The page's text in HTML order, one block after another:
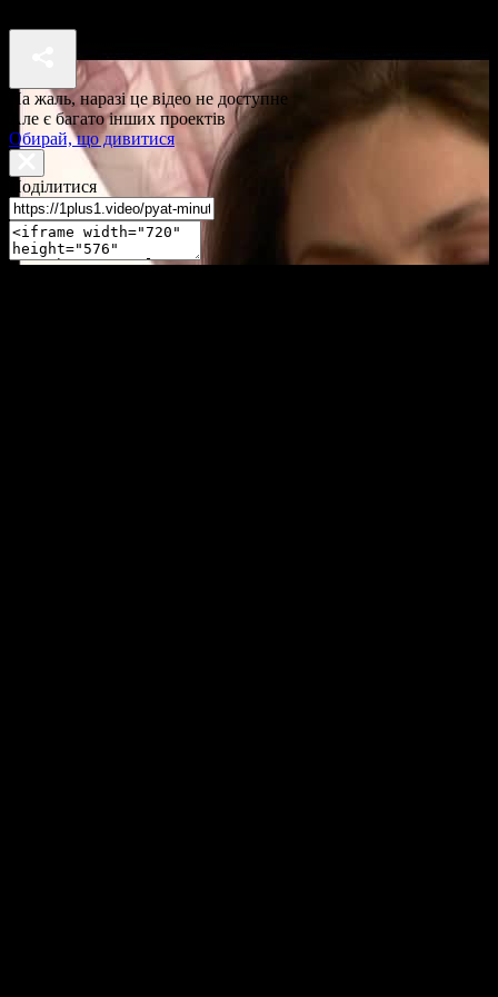
На жаль, наразі це відео не доступне
Але є багато інших проектів
Обирай, що дивитися
Поділитися